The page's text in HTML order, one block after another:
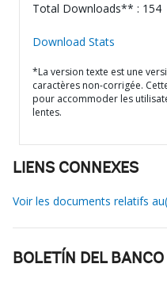
Total Downloads** : 154
Download Stats
*La version texte est une
caractères non-corrigée.
pour accommoder les
lentes.
LIENS CONNEXES
Voir les documents relatifs
BOLETÍN DEL